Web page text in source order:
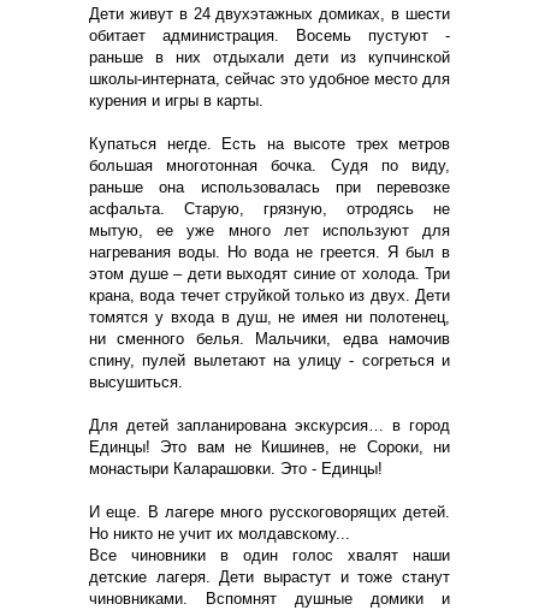
Дети живут в 24 двухэтажных домиках, в шести
обитает администрация. Восемь пустуют -
раньше в них отдыхали дети из купчинской
школы-интерната, сейчас это удобное место для
курения и игры в карты.
Купаться негде. Есть на высоте трех метров
большая многотонная бочка. Судя по виду,
раньше она использовалась при перевозке
асфальта. Старую, грязную, отродясь не
мытую, ее уже много лет используют для
нагревания воды. Но вода не греется. Я был в
этом душе – дети выходят синие от холода. Три
крана, вода течет струйкой только из двух. Дети
томятся у входа в душ, не имея ни полотенец,
ни сменного белья. Мальчики, едва намочив
спину, пулей вылетают на улицу - согреться и
высушиться.
Для детей запланирована экскурсия… в город
Единцы! Это вам не Кишинев, не Сороки, ни
монастыри Каларашовки. Это - Единцы!
И еще. В лагере много русскоговорящих детей.
Но никто не учит их молдавскому...
Все чиновники в один голос хвалят наши
детские лагеря. Дети вырастут и тоже станут
чиновниками. Вспомнят душные домики и